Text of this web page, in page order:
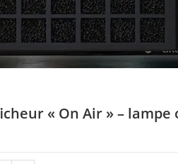
« On Air » – lampe